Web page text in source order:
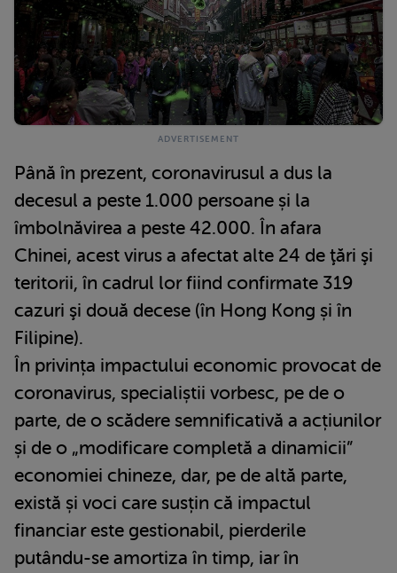
Până în prezent, coronavirusul a dus la
decesul a peste 1.000 persoane și la
îmbolnăvirea a peste 42.000. În afara
Chinei, acest virus a afectat alte 24 de ţări şi
teritorii, în cadrul lor fiind confirmate 319
cazuri şi două decese (în Hong Kong și în
Filipine).
În privința impactului economic provocat de
coronavirus, specialiștii vorbesc, pe de o
parte, de o scădere semnificativă a acțiunilor
și de o „modificare completă a dinamicii”
economiei chineze, dar, pe de altă parte,
există și voci care susțin că impactul
financiar este gestionabil, pierderile
putându-se amortiza în timp, iar în